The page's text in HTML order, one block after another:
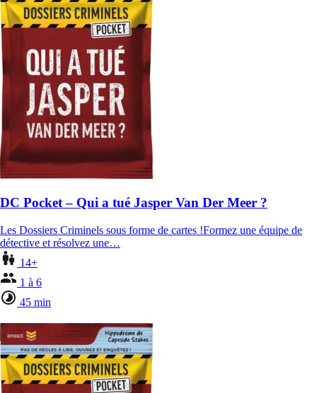
DC Pocket – Qui a tué Jasper Van Der Meer ?
Les Dossiers Criminels sous forme de cartes !Formez une équipe de
détective et résolvez une…
14+
1 à 6
45 min